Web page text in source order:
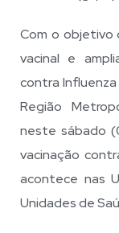
Com o objetivo
vacinal e
contra
Região
neste sábado
vacinação
acontece nas
Unidades de